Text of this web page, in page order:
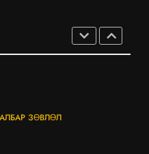
ӨДРИЙГ ЗОХИОН
ЫН САЛБАР ЗӨВЛӨЛ
ЗӨВЛӨЛ